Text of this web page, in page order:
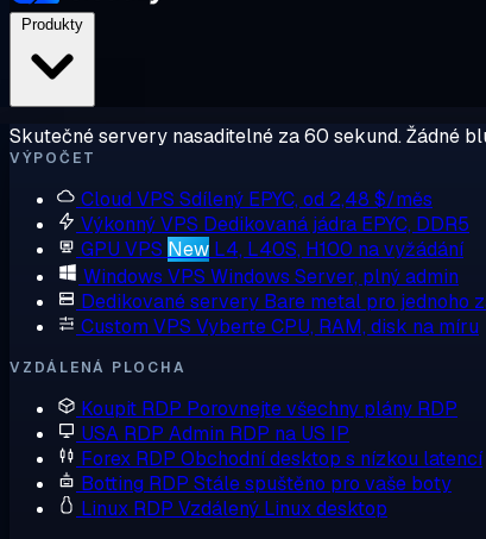
Skutečné servery nasaditelné za 60 sekund. Žádné
VÝPOČET
Cloud VPS Sdílený EPYC, od 2,48 $/měs
Výkonný VPS Dedikovaná jádra EPYC, DDR5
GPU VPS New L4, L40S, H100 na vyžádání
Windows VPS Windows Server, plný admin
Dedikované servery Bare metal pro jednoho
Custom VPS Vyberte CPU, RAM, disk na míru
VZDÁLENÁ PLOCHA
Koupit RDP Porovnejte všechny plány RDP
USA RDP Admin RDP na US IP
Forex RDP Obchodní desktop s nízkou latencí
Botting RDP Stále spuštěno pro vaše boty
Linux RDP Vzdálený Linux desktop